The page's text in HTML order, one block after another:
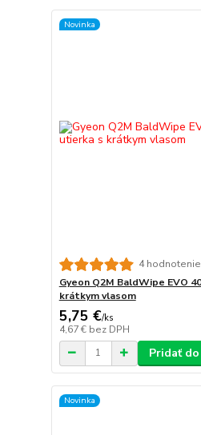
Novinka
4 hodnotenie
Gyeon Q2M BaldWipe EVO
krátkym vlasom
5,75 €/ks
4,67 € bez DPH
Pridať
Novinka